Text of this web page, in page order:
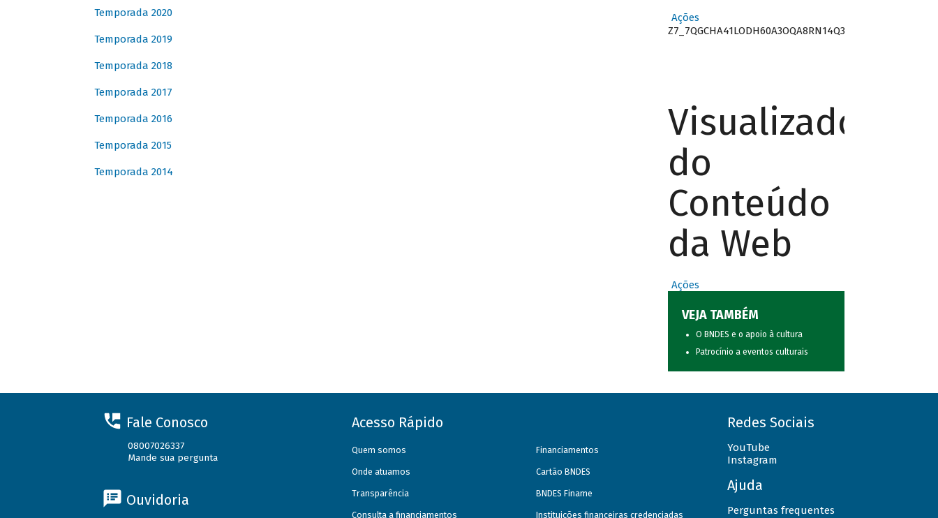
Temporada 2020
Temporada 2019
Temporada 2018
Temporada 2017
Temporada 2016
Temporada 2015
Temporada 2014
Ações
Z7_7QGCHA41LODH60A3OQA8RN14Q3
Visualizador
do
Conteúdo
da Web
Ações
VEJA TAMBÉM
O BNDES e o apoio à cultura
Patrocínio a eventos culturais
Fale Conosco
08007026337
Mande sua pergunta
Ouvidoria
Acesso Rápido
Quem somos
Onde atuamos
Transparência
Consulta a financiamentos
Financiamentos
Cartão BNDES
BNDES Finame
Instituições financeiras credenciadas
Redes Sociais
YouTube
Instagram
Ajuda
Perguntas frequentes